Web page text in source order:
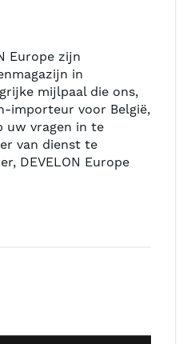
Europe zijn
in
mijlpaal die ons,
importeur voor België,
uw vragen in te
van dienst te
DEVELON Europe